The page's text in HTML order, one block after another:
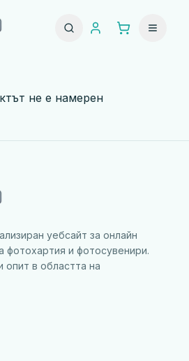
не е намерен
уебсайт за онлайн
фотохартия и фотосувенири.
в областта на